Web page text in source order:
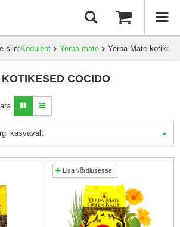
siin:Koduleht Yerba mate Yerba Mate
COCIDO
kasvavalt
Lisa võrdlusesse